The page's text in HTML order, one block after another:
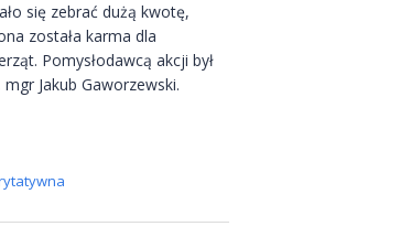
się zebrać dużą kwotę,
została karma dla
Pomysłodawcą akcji był
Jakub Gaworzewski.